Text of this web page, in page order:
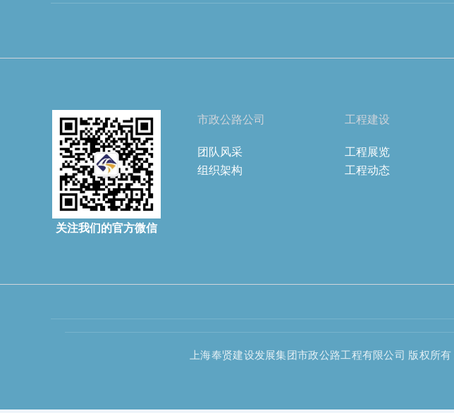
关注我们的官方微信
市政公路公司
团队风采
组织架构
工程建设
工程展览
工程动态
上海奉贤建设发展集团市政公路工程有限公司 版权所有